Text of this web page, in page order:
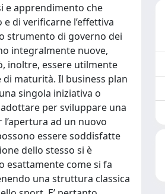
e apprendimento che
di verificarne l’effettiva
strumento di governo dei
integralmente nuove,
inoltre, essere utilmente
maturità. Il business plan
singola iniziativa o
per sviluppare una
ad un nuovo
essere soddisfatte
dello stesso si è
esattamente come si fa
una struttura classica